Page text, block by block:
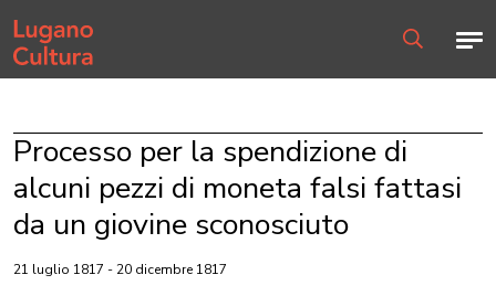
Home page
Processo per la spendizione di
alcuni pezzi di moneta falsi fattasi
da un giovine sconosciuto
21 luglio 1817 - 20 dicembre 1817